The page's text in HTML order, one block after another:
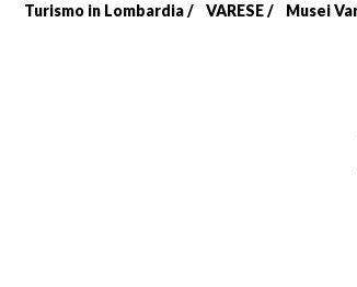
Turismo in Lombardia VARESE Musei